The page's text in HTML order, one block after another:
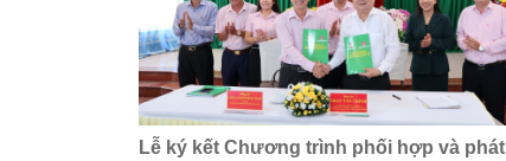
Lễ ký kết Chương trình phối hợp và phát